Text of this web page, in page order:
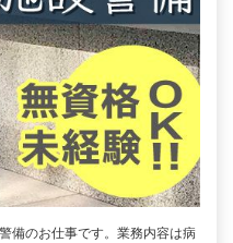
備のお仕事です。業務内容は病